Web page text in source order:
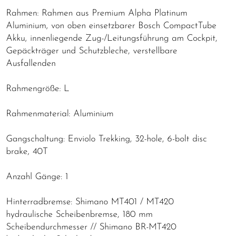
Rahmen: Rahmen aus Premium Alpha Platinum
Aluminium, von oben einsetzbarer Bosch CompactTube
Akku, innenliegende Zug-/Leitungsführung am Cockpit,
Gepäckträger und Schutzbleche, verstellbare
Ausfallenden
Rahmengröße: L
Rahmenmaterial: Aluminium
Gangschaltung: Enviolo Trekking, 32-hole, 6-bolt disc
brake, 40T
Anzahl Gänge: 1
Hinterradbremse: Shimano MT401 / MT420
hydraulische Scheibenbremse, 180 mm
Scheibendurchmesser // Shimano BR-MT420